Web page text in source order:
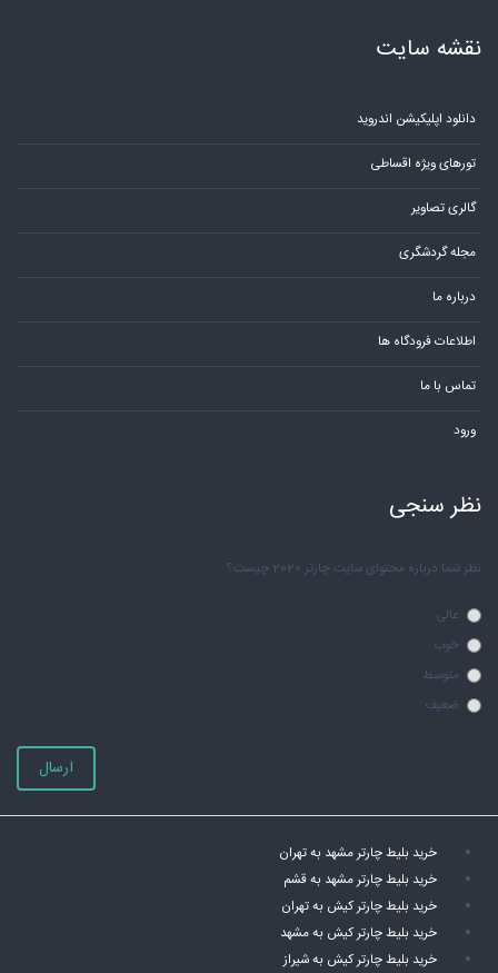
نقشه سایت
دانلود اپلیکیشن اندروید
تورهای ویژه اقساطی
گالری تصاویر
مجله گردشگری
درباره ما
اطلاعات فرودگاه ها
تماس با ما
ورود
نظر سنجی
نظر شما درباره محتوای سایت چارتر 2020 چیست؟
عالی
خوب
متوسط
ضعیف
ارسال
خرید بلیط چارتر مشهد به تهران
خرید بلیط چارتر مشهد به قشم
خرید بلیط چارتر کیش به تهران
خرید بلیط چارتر کیش به مشهد
خرید بلیط چارتر کیش به شیراز